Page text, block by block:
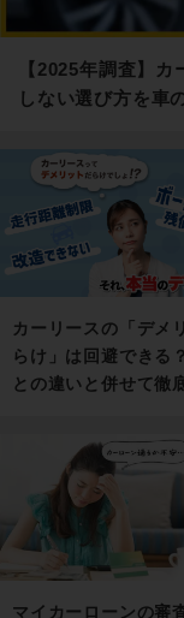
【2025年調査】
しない選び方を車
カーリースの「デメ
らけ」は回避できる
との違いと併せて徹
マイカーローンの審